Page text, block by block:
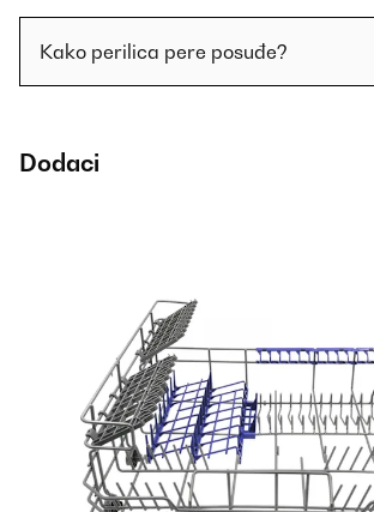
Kako perilica pere posuđe?
Dodaci